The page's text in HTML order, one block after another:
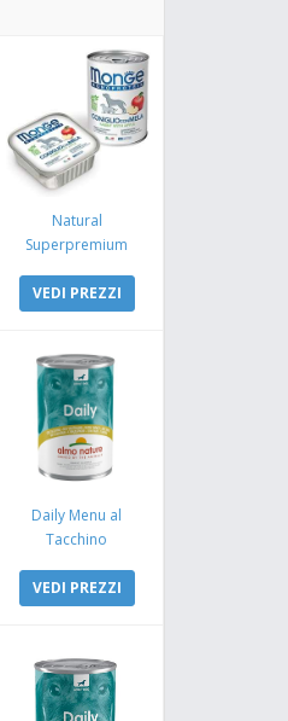
Natural
Superpremium
Coniglio e Mela
VEDI PREZZI
Daily Menu al
Tacchino
VEDI PREZZI